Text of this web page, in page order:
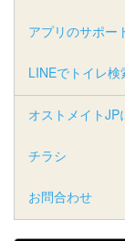
アプリのサポー
LINEでトイレ検
オストメイトJP
チラシ
お問合わせ